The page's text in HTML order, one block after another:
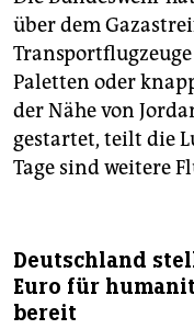
über dem
Paletten oder
der Nähe von
gestartet, teilt die
Tage sind weitere
Deutschland
Euro für
bereit